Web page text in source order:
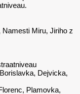
Miru, Jiriho z
Dejvicka,
Plamovka,